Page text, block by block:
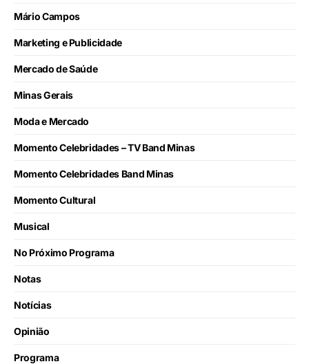
Mário Campos
Marketing e Publicidade
Mercado de Saúde
Minas Gerais
Moda e Mercado
Momento Celebridades – TV Band Minas
Momento Celebridades Band Minas
Momento Cultural
Musical
No Próximo Programa
Notas
Notícias
Opinião
Programa